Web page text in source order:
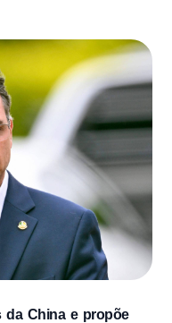
da China e propõe